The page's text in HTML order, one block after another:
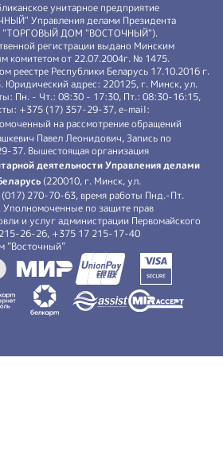
унитарное предприятие
Управления делами Президента
"ТОРГОВЫЙ ДОМ "ВОСТОЧНЫЙ").
регистрации выдано Минским
комитетом от 22.07.2004г. № 1475.
реестре Республики Беларусь 17.10.2016 г.
адрес: 220125, г. Минск, ул.
Пн. - Чт.: 08:30 - 17:30, Пт.: 08:30-16:15,
+375 (17) 357-29-37, e-mail:
на рассмотрение обращений
Павел Леонидович, Запись по
37. Вышестоящая организация
деятельности Управления делами
(220010, г. Минск, ул.
(017) 270-70-63, время работы Пнд.-Пт.
по защите прав
и услуг администрации Первомайского
26-26, +375 17 215-17-40
”Восточный”